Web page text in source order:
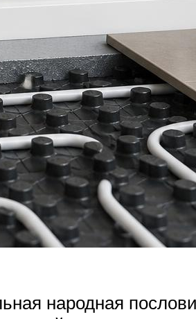
народная